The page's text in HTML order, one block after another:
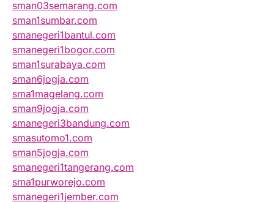
sman03semarang.com
sman1sumbar.com
smanegeri1bantul.com
smanegeri1bogor.com
sman1surabaya.com
sman6jogja.com
sma1magelang.com
sman9jogja.com
smanegeri3bandung.com
smasutomo1.com
sman5jogja.com
smanegeri1tangerang.com
sma1purworejo.com
smanegeri1jember.com